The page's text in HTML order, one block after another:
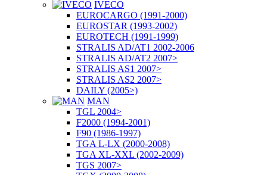
IVECO
EUROCARGO (1991-2000)
EUROSTAR (1993-2002)
EUROTECH (1991-1999)
STRALIS AD/AT1 2002-2006
STRALIS AD/AT2 2007>
STRALIS AS1 2007>
STRALIS AS2 2007>
DAILY (2005>)
MAN
TGL 2004>
F2000 (1994-2001)
F90 (1986-1997)
TGA L-LX (2000-2008)
TGA XL-XXL (2002-2009)
TGS 2007>